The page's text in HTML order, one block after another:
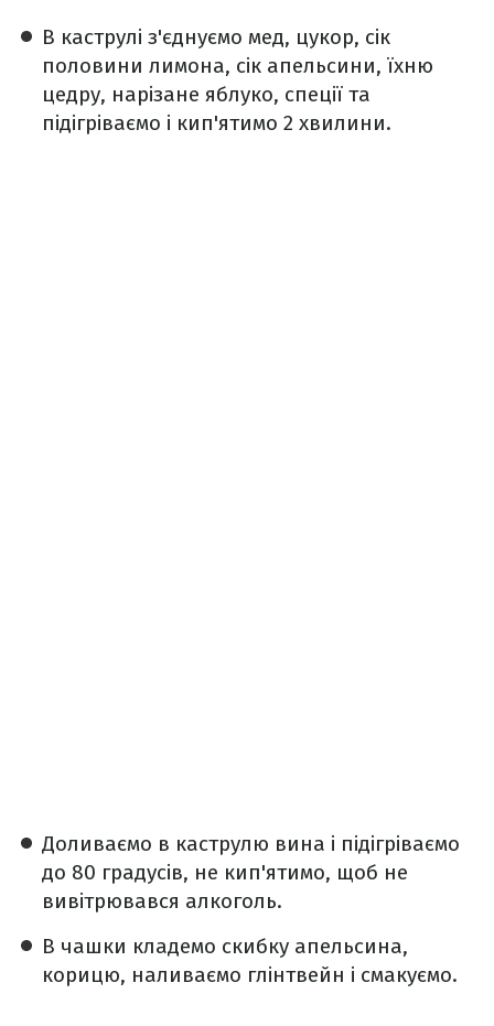
В каструлі з'єднуємо мед, цукор, сік
половини лимона, сік апельсини, їхню
цедру, нарізане яблуко, спеції та
підігріваємо і кип'ятимо 2 хвилини.
️Доливаємо в каструлю вина і підігріваємо
до 80 градусів, не кип'ятимо, щоб не
вивітрювався алкоголь.
️В чашки кладемо скибку апельсина,
корицю, наливаємо глінтвейн і смакуємо.